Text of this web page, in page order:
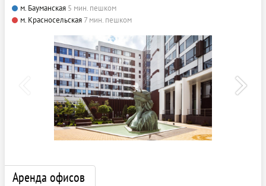
м. Бауманская 5 мин. пешком
м. Красносельская 7 мин. пешком
Аренда офисов